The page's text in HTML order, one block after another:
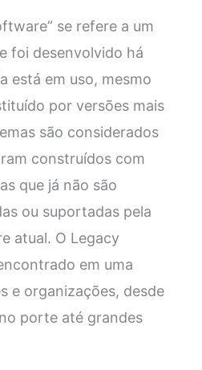
se refere a um
foi desenvolvido há
está em uso, mesmo
por versões mais
são considerados
construídos com
que já não são
ou suportadas pela
atual. O Legacy
em uma
e organizações, desde
porte até grandes